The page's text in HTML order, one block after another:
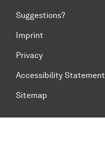
Suggestions?
Imprint
Privacy
Accessibility Statement
Sitemap